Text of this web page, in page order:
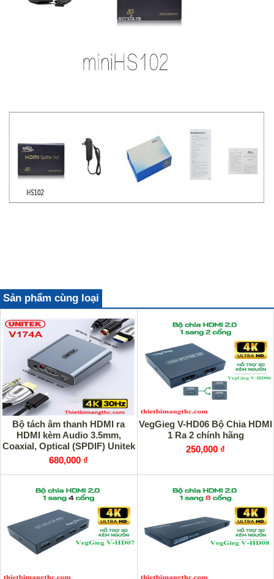
Sản phẩm cùng loại
Bộ tách âm thanh HDMI ra
HDMI kèm Audio 3.5mm,
Coaxial, Optical (SPDIF) Unitek
V174A, hỗ trợ 4K30Hz
680,000 ₫
VegGieg V-HD06 Bộ Chia HDMI
1 Ra 2 chính hãng
250,000 ₫